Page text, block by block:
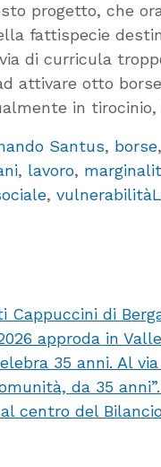
progetto, che
fattispecie
di curricula
attivare otto
in
Santus, borse,
, lavoro,
, vulnerabilità
di
approda in
35 anni. Al
da 35
centro del